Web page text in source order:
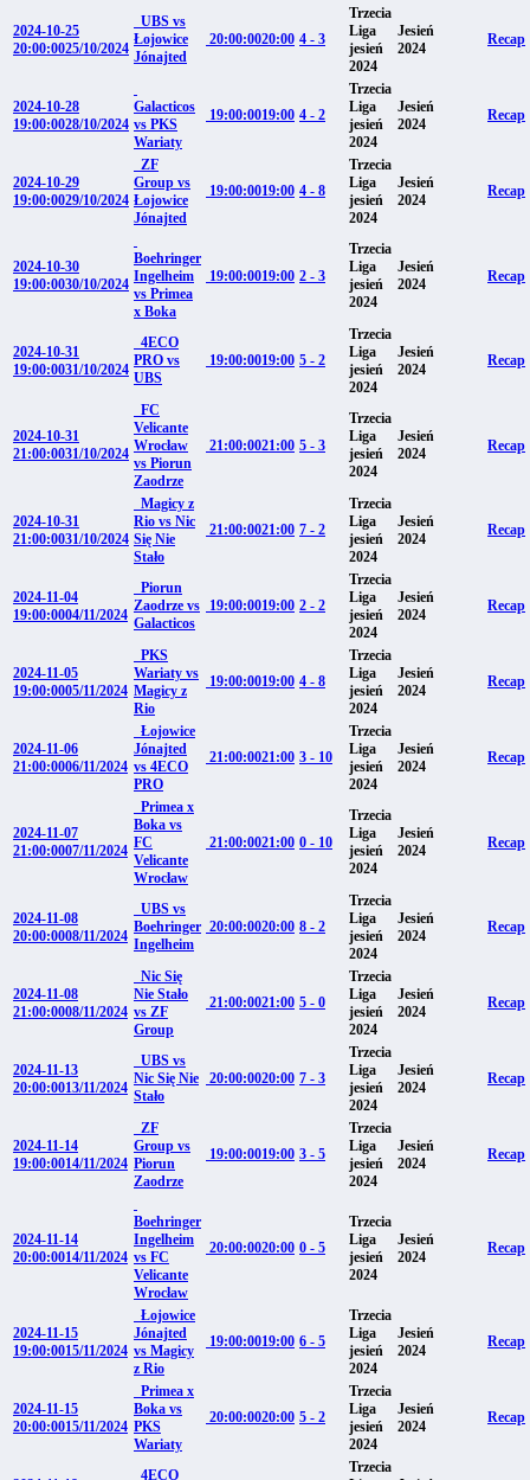
2024-10-25
20:00:0025/10/2024
UBS vs
Łojowice
Jónajted
20:00:0020:00 4 - 3
Trzecia
Liga
jesień
2024
Jesień
2024
Recap
2024-10-28
19:00:0028/10/2024
Galacticos
vs PKS
Wariaty
19:00:0019:00 4 - 2
Trzecia
Liga
jesień
2024
Jesień
2024
Recap
2024-10-29
19:00:0029/10/2024
ZF
Group vs
Łojowice
Jónajted
19:00:0019:00 4 - 8
Trzecia
Liga
jesień
2024
Jesień
2024
Recap
2024-10-30
19:00:0030/10/2024
Boehringer
Ingelheim
vs Primea
x Boka
19:00:0019:00 2 - 3
Trzecia
Liga
jesień
2024
Jesień
2024
Recap
2024-10-31
19:00:0031/10/2024
4ECO
PRO vs
UBS
19:00:0019:00 5 - 2
Trzecia
Liga
jesień
2024
Jesień
2024
Recap
2024-10-31
21:00:0031/10/2024
FC
Velicante
Wrocław
vs Piorun
Zaodrze
21:00:0021:00 5 - 3
Trzecia
Liga
jesień
2024
Jesień
2024
Recap
2024-10-31
21:00:0031/10/2024
Magicy z
Rio vs Nic
Się Nie
Stało
21:00:0021:00 7 - 2
Trzecia
Liga
jesień
2024
Jesień
2024
Recap
2024-11-04
19:00:0004/11/2024
Piorun
Zaodrze vs
Galacticos
19:00:0019:00 2 - 2
Trzecia
Liga
jesień
2024
Jesień
2024
Recap
2024-11-05
19:00:0005/11/2024
PKS
Wariaty vs
Magicy z
Rio
19:00:0019:00 4 - 8
Trzecia
Liga
jesień
2024
Jesień
2024
Recap
2024-11-06
21:00:0006/11/2024
Łojowice
Jónajted
vs 4ECO
PRO
21:00:0021:00 3 - 10
Trzecia
Liga
jesień
2024
Jesień
2024
Recap
2024-11-07
21:00:0007/11/2024
Primea x
Boka vs
FC
Velicante
Wrocław
21:00:0021:00 0 - 10
Trzecia
Liga
jesień
2024
Jesień
2024
Recap
2024-11-08
20:00:0008/11/2024
UBS vs
Boehringer
Ingelheim
20:00:0020:00 8 - 2
Trzecia
Liga
jesień
2024
Jesień
2024
Recap
2024-11-08
21:00:0008/11/2024
Nic Się
Nie Stało
vs ZF
Group
21:00:0021:00 5 - 0
Trzecia
Liga
jesień
2024
Jesień
2024
Recap
2024-11-13
20:00:0013/11/2024
UBS vs
Nic Się Nie
Stało
20:00:0020:00 7 - 3
Trzecia
Liga
jesień
2024
Jesień
2024
Recap
2024-11-14
19:00:0014/11/2024
ZF
Group vs
Piorun
Zaodrze
19:00:0019:00 3 - 5
Trzecia
Liga
jesień
2024
Jesień
2024
Recap
2024-11-14
20:00:0014/11/2024
Boehringer
Ingelheim
vs FC
Velicante
Wrocław
20:00:0020:00 0 - 5
Trzecia
Liga
jesień
2024
Jesień
2024
Recap
2024-11-15
19:00:0015/11/2024
Łojowice
Jónajted
vs Magicy
z Rio
19:00:0019:00 6 - 5
Trzecia
Liga
jesień
2024
Jesień
2024
Recap
2024-11-15
20:00:0015/11/2024
Primea x
Boka vs
PKS
Wariaty
20:00:0020:00 5 - 2
Trzecia
Liga
jesień
2024
Jesień
2024
Recap
4ECO
Trzecia